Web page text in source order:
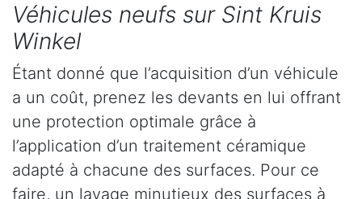
Véhicules neufs sur Sint Kruis
Winkel
Étant donné que l’acquisition d’un véhicule
a un coût, prenez les devants en lui offrant
une protection optimale grâce à
l’application d’un traitement céramique
adapté à chacune des surfaces. Pour ce
faire, un lavage minutieux des surfaces à